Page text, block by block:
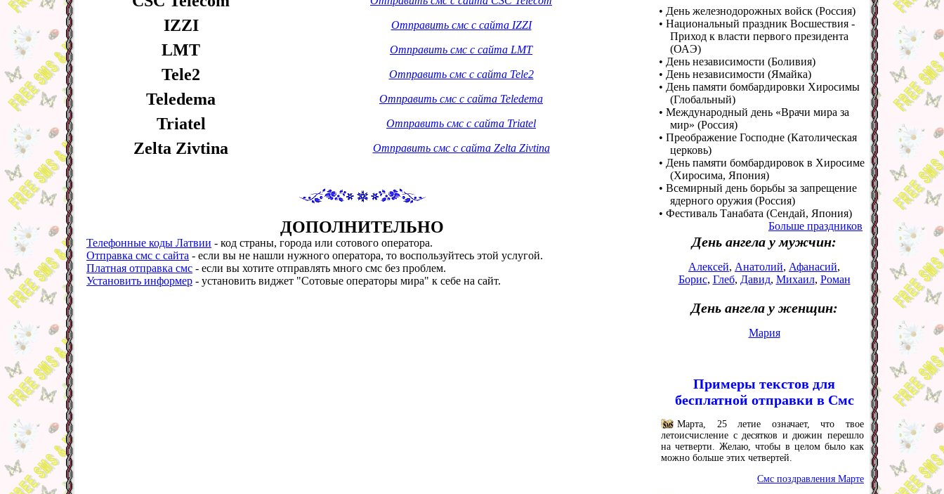
IZZI Отправить смс с сайта IZZI
LMT Отправить смс с сайта LMT
Tele2 Отправить смс с сайта Tele2
Teledema Отправить смс с сайта Teledema
Triatel Отправить смс с сайта Triatel
Zelta Zivtina Отправить смс с сайта Zelta Zivtina
ДОПОЛНИТЕЛЬНО
Телефонные коды Латвии - код страны, города или сотового оператора.
Отправка смс с сайта - если вы не нашли нужного оператора, то воспользуйтесь этой услугой.
Платная отправка смс - если вы хотите отправлять много смс без проблем.
Установить информер - установить виджет "Сотовые операторы мира" к себе на сайт.
• День железнодорожных войск (Россия)
• Национальный праздник Восшествия -
Приход к власти первого президента
(ОАЭ)
• День независимости (Боливия)
• День независимости (Ямайка)
• День памяти бомбардировки Хиросимы
(Глобальный)
• Международный день «Врачи мира за
мир» (Россия)
• Преображение Господне (Католическая
церковь)
• День памяти бомбардировок в Хиросиме
(Хиросима, Япония)
• Всемирный день борьбы за запрещение
ядерного оружия (Россия)
• Фестиваль Танабата (Сендай, Япония)
Больше праздников
День ангела у мужчин:
Алексей, Анатолий, Афанасий,
Борис, Глеб, Давид, Михаил, Роман
День ангела у женщин:
Мария
Примеры текстов для
бесплатной отправки в Смс
Марта, 25 летие означает, что твое
летоисчисление с десятков и дюжин перешло
на четверти. Желаю, чтобы в целом было как
можно больше этих четвертей.
Смс поздравления Марте